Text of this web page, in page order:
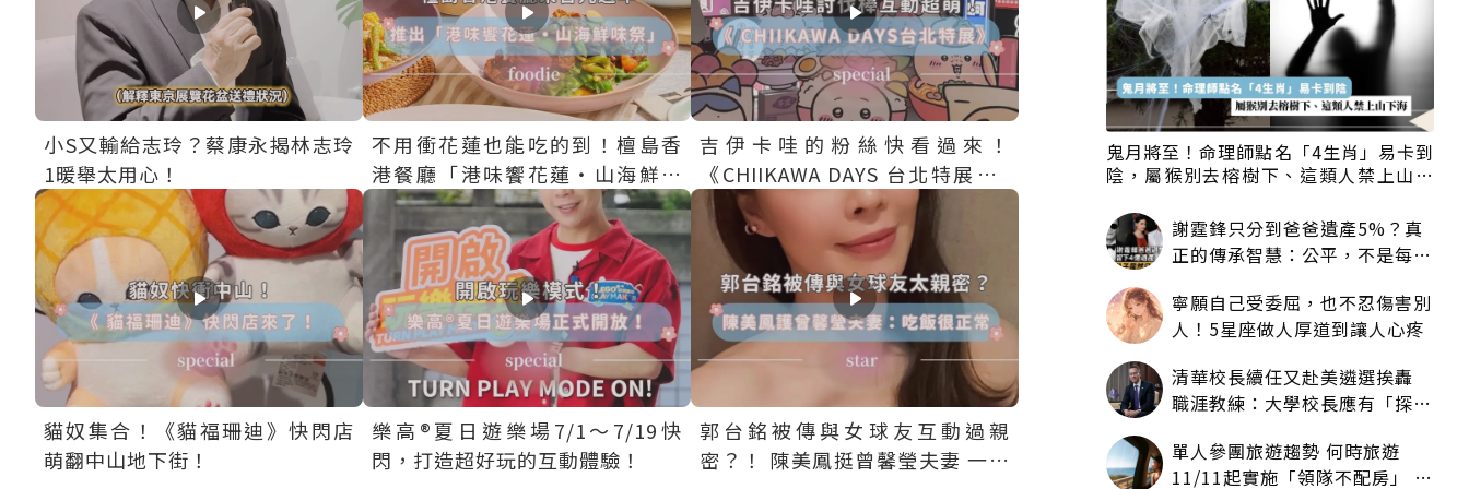
小S又輸給志玲？蔡康永揭林志玲
1暖舉太用心！
不用衝花蓮也能吃的到！檀島香
港餐廳「港味饗花蓮・山海鮮味
祭」把花蓮通通端上桌！
吉伊卡哇的粉絲快看過來！
《CHIIKAWA DAYS 台北特展》7
月在華山登場啦～
貓奴集合！《貓福珊迪》快閃店
萌翻中山地下街！
樂高®夏日遊樂場7/1～7/19快
閃，打造超好玩的互動體驗！
郭台銘被傳與女球友互動過親
密？！ 陳美鳳挺曾馨瑩夫妻 一起
鬼月將至！命理師點名「4生肖」易卡到
陰，屬猴別去榕樹下、這類人禁上山下
謝霆鋒只分到爸爸遺產5%？真
正的傳承智慧：公平，不是每個
寧願自己受委屈，也不忍傷害別
人！5星座做人厚道到讓人心疼
清華校長續任又赴美遴選挨轟
職涯教練：大學校長應有「探
單人參團旅遊趨勢 何時旅遊
11/11起實施「領隊不配房」 落